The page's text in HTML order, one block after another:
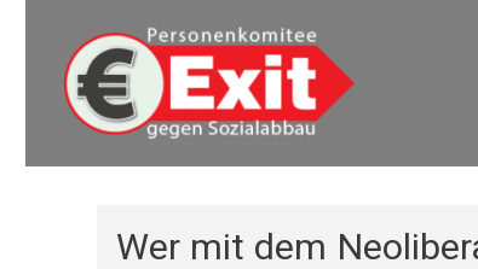
Euro Exit
Wer mit dem